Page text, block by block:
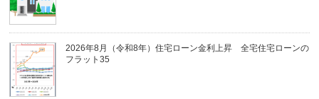
2026年8月（令和8年）住宅ローン金利上昇 全宅住宅ローンの
フラット35